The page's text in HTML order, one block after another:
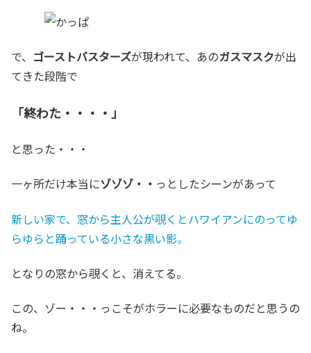
で、 ゴーストバスターズが現われて、あのガスマスクが出
てきた段階で
「終わた・・・・」
と思った・・・
一ヶ所だけ本当にゾゾゾ・・ っとしたシーンがあって
新しい家で、窓から主人公が覗くとハワイアンにのってゆ
らゆらと踊っている小さな黒い影。
となりの窓から覗くと、消えてる。
この、ゾー・・・っこそがホラーに必要なものだと思うの
ね。